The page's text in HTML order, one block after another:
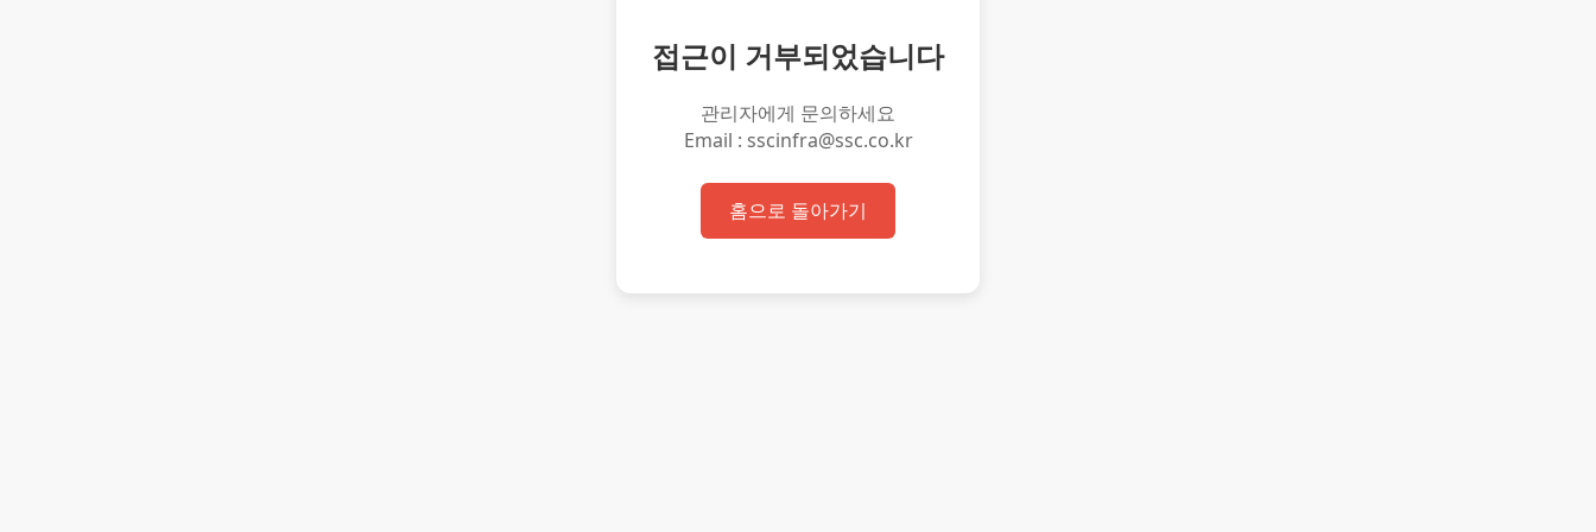
접근이 거부되었습니다
관리자에게 문의하세요
Email : sscinfra@ssc.co.kr
홈으로 돌아가기